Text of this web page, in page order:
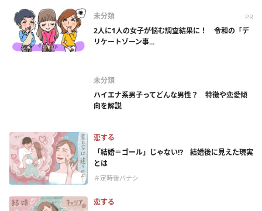
未分類 PR
2人に1人の女子が悩む調査結果に！ 令和の「デ
リケートゾーン事...
未分類
ハイエナ系男子ってどんな男性？ 特徴や恋愛傾
向を解説
恋する
「結婚＝ゴール」じゃない⁉ 結婚後に見えた現実
とは
＃定時後バナシ
恋する